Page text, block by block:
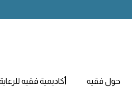
حول فقيه أكاديمية فقيه